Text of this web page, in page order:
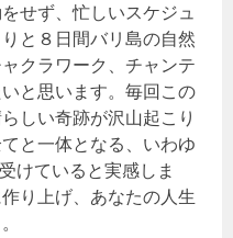
せず、忙しいスケジュ
と８日間バリ島の自然
クラワーク、チャンテ
と思います。毎回この
しい奇跡が沢山起こり
と一体となる、いわゆ
けていると実感しま
り上げ、あなたの人生